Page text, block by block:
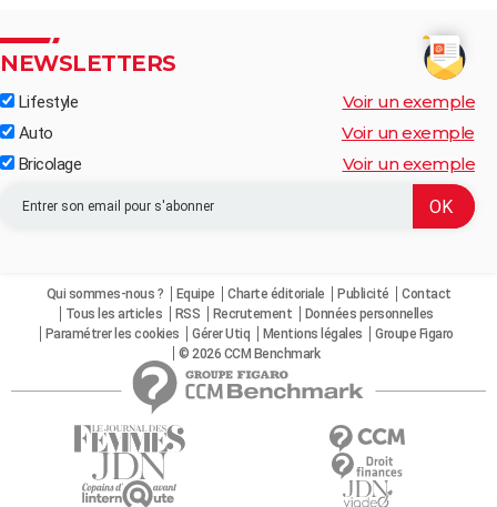
NEWSLETTERS
Lifestyle Voir un exemple
Auto Voir un exemple
Bricolage Voir un exemple
Qui sommes-nous ? Equipe Charte éditoriale Publicité
Contact
Tous les articles
RSS Recrutement
Données personnelles
Paramétrer les cookies
Gérer Utiq Mentions légales
Groupe Figaro
© 2026 CCM Benchmark